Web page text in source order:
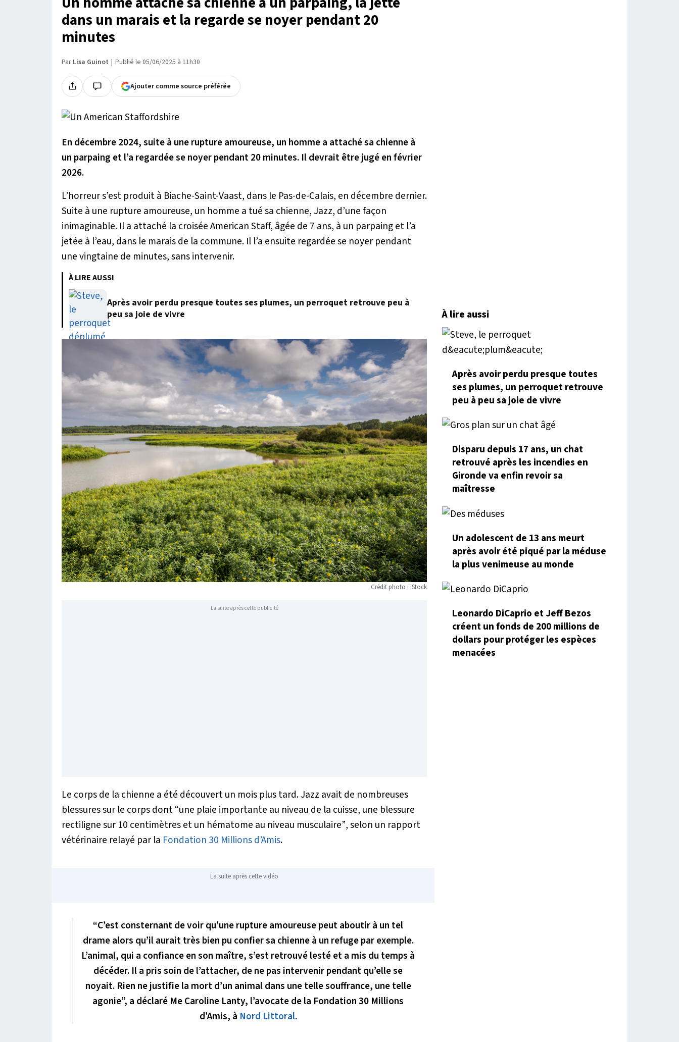
dans un marais et la regarde se noyer pendant 20
minutes
Par Lisa Guinot Publié le 05/06/2025 à 11h30
Ajouter comme source préférée
En décembre 2024, suite à une rupture amoureuse, un homme a attaché sa chienne à
un parpaing et l’a regardée se noyer pendant 20 minutes. Il devrait être jugé en février
2026.
L’horreur s’est produit à Biache-Saint-Vaast, dans le Pas-de-Calais, en décembre dernier.
Suite à une rupture amoureuse, un homme a tué sa chienne, Jazz, d’une façon
inimaginable. Il a attaché la croisée American Staff, âgée de 7 ans, à un parpaing et l’a
jetée à l’eau, dans le marais de la commune. Il l’a ensuite regardée se noyer pendant
une vingtaine de minutes, sans intervenir.
À LIRE AUSSI
Après avoir perdu presque toutes ses plumes, un perroquet retrouve peu à
peu sa joie de vivre
Crédit photo : iStock
La suite après cette publicité
Le corps de la chienne a été découvert un mois plus tard. Jazz avait de nombreuses
blessures sur le corps dont“une plaie importante au niveau de la cuisse, une blessure
rectiligne sur 10 centimètres et un hématome au niveau musculaire”, selon un rapport
vétérinaire relayé par la Fondation 30 Millions d’Amis.
La suite après cette vidéo
“C’est consternant de voir qu’une rupture amoureuse peut aboutir à un tel
drame alors qu’il aurait très bien pu confier sa chienne à un refuge par exemple.
L’animal, qui a confiance en son maître, s’est retrouvé lesté et a mis du temps à
décéder. Il a pris soin de l’attacher, de ne pas intervenir pendant qu’elle se
noyait. Rien ne justifie la mort d’un animal dans une telle souffrance, une telle
agonie”, a déclaré Me Caroline Lanty, l’avocate de la Fondation 30 Millions
d’Amis, à Nord Littoral.
À lire aussi
Après avoir perdu presque toutes
ses plumes, un perroquet retrouve
peu à peu sa joie de vivre
Disparu depuis 17 ans, un chat
retrouvé après les incendies en
Gironde va enfin revoir sa
maîtresse
Un adolescent de 13 ans meurt
après avoir été piqué par la méduse
la plus venimeuse au monde
Leonardo DiCaprio et Jeff Bezos
créent un fonds de 200 millions de
dollars pour protéger les espèces
menacées